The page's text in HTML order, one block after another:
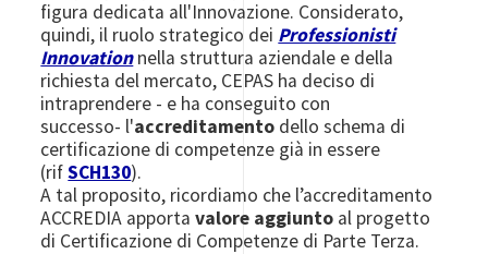
figura dedicata all'Innovazione. Considerato,
quindi, il ruolo strategico dei Professionisti
Innovation nella struttura aziendale e della
richiesta del mercato, CEPAS ha deciso di
intraprendere - e ha conseguito con
successo- l'accreditamento dello schema di
certificazione di competenze già in essere
(rifSCH130).
A tal proposito, ricordiamo che l’accreditamento
ACCREDIA apportavalore aggiunto al progetto
di Certificazione di Competenze di Parte Terza.